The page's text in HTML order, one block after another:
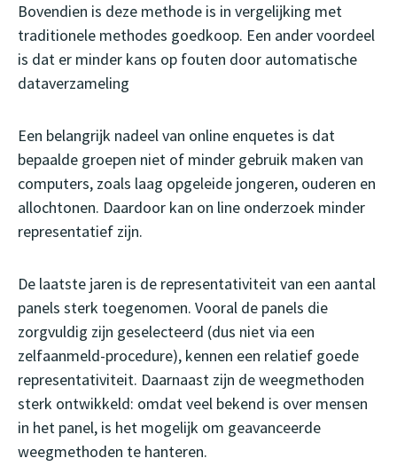
Bovendien is deze methode is in vergelijking met
traditionele methodes goedkoop. Een ander voordeel
is dat er minder kans op fouten door automatische
dataverzameling
Een belangrijk nadeel van online enquetes is dat
bepaalde groepen niet of minder gebruik maken van
computers, zoals laag opgeleide jongeren, ouderen en
allochtonen. Daardoor kan on line onderzoek minder
representatief zijn.
De laatste jaren is de representativiteit van een aantal
panels sterk toegenomen. Vooral de panels die
zorgvuldig zijn geselecteerd (dus niet via een
zelfaanmeld-procedure), kennen een relatief goede
representativiteit. Daarnaast zijn de weegmethoden
sterk ontwikkeld: omdat veel bekend is over mensen
in het panel, is het mogelijk om geavanceerde
weegmethoden te hanteren.